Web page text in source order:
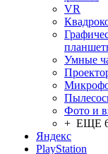
VR
Умные
Фото и
+ ЕЩЕ
Яндекс
PlayStation